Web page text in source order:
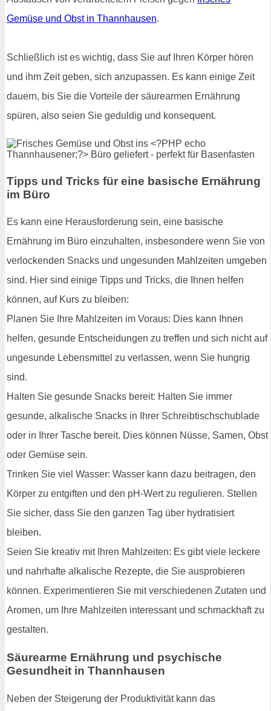
Gemüse und Obst in Thannhausen.
Schließlich ist es wichtig, dass Sie auf Ihren Körper hören
und ihm Zeit geben, sich anzupassen. Es kann einige Zeit
dauern, bis Sie die Vorteile der säurearmen Ernährung
spüren, also seien Sie geduldig und konsequent.
Tipps und Tricks für eine basische Ernährung
im Büro
Es kann eine Herausforderung sein, eine basische
Ernährung im Büro einzuhalten, insbesondere wenn Sie von
verlockenden Snacks und ungesunden Mahlzeiten umgeben
sind. Hier sind einige Tipps und Tricks, die Ihnen helfen
können, auf Kurs zu bleiben:
Planen Sie Ihre Mahlzeiten im Voraus: Dies kann Ihnen
helfen, gesunde Entscheidungen zu treffen und sich nicht auf
ungesunde Lebensmittel zu verlassen, wenn Sie hungrig
sind.
Halten Sie gesunde Snacks bereit: Halten Sie immer
gesunde, alkalische Snacks in Ihrer Schreibtischschublade
oder in Ihrer Tasche bereit. Dies können Nüsse, Samen, Obst
oder Gemüse sein.
Trinken Sie viel Wasser: Wasser kann dazu beitragen, den
Körper zu entgiften und den pH-Wert zu regulieren. Stellen
Sie sicher, dass Sie den ganzen Tag über hydratisiert
bleiben.
Seien Sie kreativ mit Ihren Mahlzeiten: Es gibt viele leckere
und nahrhafte alkalische Rezepte, die Sie ausprobieren
können. Experimentieren Sie mit verschiedenen Zutaten und
Aromen, um Ihre Mahlzeiten interessant und schmackhaft zu
gestalten.
Säurearme Ernährung und psychische
Gesundheit in Thannhausen
Neben der Steigerung der Produktivität kann das